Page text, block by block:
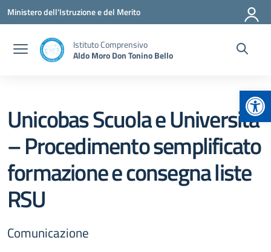
Vai ai contenuti
Vai al menu di navigazione
Vai al footer
Ministero dell'Istruzione e del Merito
Istituto Comprensivo
Aldo Moro Don Tonino Bello
Unicobas Scuola e Università
– Procedimento semplificato
formazione e consegna liste
RSU
Comunicazione